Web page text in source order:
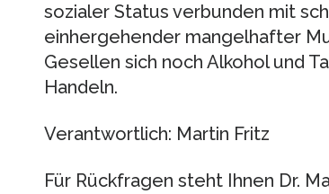
sozialer Status verbunden mit
einhergehender mangelhafter
Gesellen sich noch Alkohol und
Handeln.
Verantwortlich: Martin Fritz
Für Rückfragen steht Ihnen Dr.